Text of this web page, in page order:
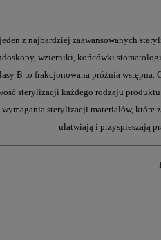
z najbardziej zaawansowanych
wzierniki, końcówki
B to frakcjonowana próżnia wstępna.
sterylizacji każdego rodzaju
wymagania sterylizacji materiałów,
ułatwiają i przyspieszają